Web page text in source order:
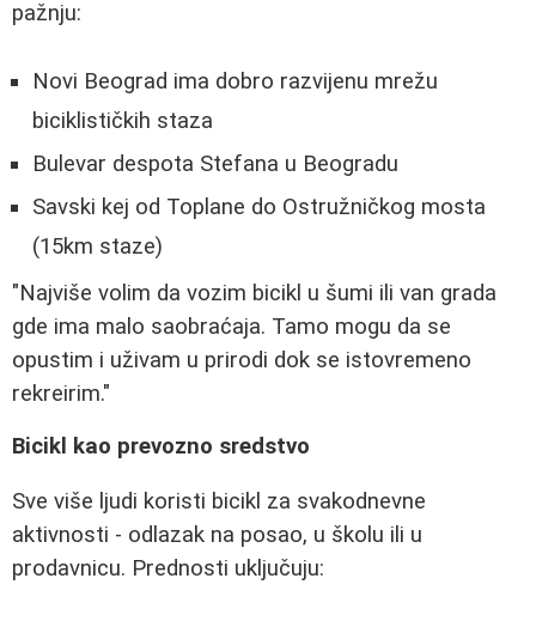
pažnju:
Novi Beograd ima dobro razvijenu mrežu
biciklističkih staza
Bulevar despota Stefana u Beogradu
Savski kej od Toplane do Ostružničkog mosta
(15km staze)
"Najviše volim da vozim bicikl u šumi ili van grada
gde ima malo saobraćaja. Tamo mogu da se
opustim i uživam u prirodi dok se istovremeno
rekreirim."
Bicikl kao prevozno sredstvo
Sve više ljudi koristi bicikl za svakodnevne
aktivnosti - odlazak na posao, u školu ili u
prodavnicu. Prednosti uključuju: